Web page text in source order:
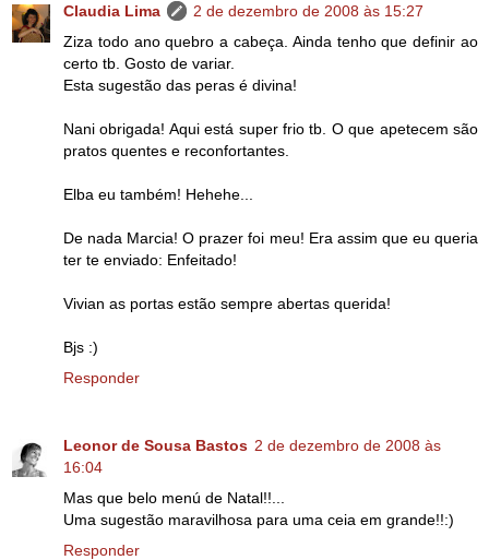
Claudia Lima
2 de dezembro de 2008 às 15:27
Ziza todo ano quebro a cabeça. Ainda tenho que definir ao
certo tb. Gosto de variar.
Esta sugestão das peras é divina!
Nani obrigada! Aqui está super frio tb. O que apetecem são
pratos quentes e reconfortantes.
Elba eu também! Hehehe...
De nada Marcia! O prazer foi meu! Era assim que eu queria
ter te enviado: Enfeitado!
Vivian as portas estão sempre abertas querida!
Bjs :)
Responder
Leonor de Sousa Bastos 2 de dezembro de 2008 às
16:04
Mas que belo menú de Natal!!...
Uma sugestão maravilhosa para uma ceia em grande!!:)
Responder